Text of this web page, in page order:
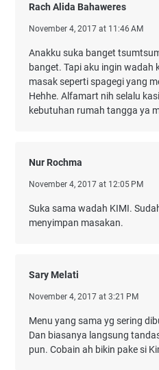
Rach Alida Bahaweres
November 4, 2017 at 11:46 AM
Anakku suka banget
banget. Tapi aku ingin wadah
masak seperti spagegi yang
Hehhe. Alfamart nih selalu
kebutuhan rumah tangga ya
Nur Rochma
November 4, 2017 at 12:05 PM
Suka sama wadah KIMI.
menyimpan masakan.
Sary Melati
November 4, 2017 at 3:21 PM
Menu yang sama yg sering
Dan biasanya langsung
pun. Cobain ah bikin pake si